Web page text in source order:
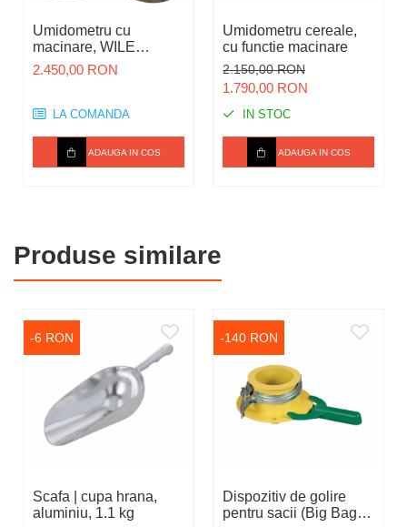
Umidometru cu
macinare, WILE
Crusher 78
2.450,00 RON
LA COMANDA
ADAUGA IN COS
Umidometru cereale,
cu functie macinare
2.150,00 RON
1.790,00 RON
IN STOC
ADAUGA IN COS
Produse similare
-6 RON
Scafa | cupa hrana,
aluminiu, 1.1 kg
-140 RON
Dispozitiv de golire
pentru sacii (Big Bags)